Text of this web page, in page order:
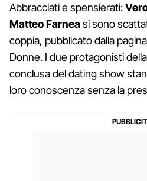
Abbracciati e spensierati:
Matteo Farneasi sono
coppia, pubblicato dalla
Donne. I due protagonisti
conclusa del dating show
loro conoscenza senza la